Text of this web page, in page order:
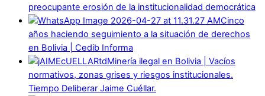
preocupante erosión de la institucionalidad democrática
Cinco
años haciendo seguimiento a la situación de derechos
en Bolivia | Cedib Informa
Minería ilegal en Bolivia | Vacíos
normativos, zonas grises y riesgos institucionales.
Tiempo Deliberar Jaime Cuéllar.